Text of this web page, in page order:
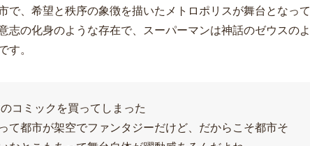
で、希望と秩序の象徴を描いたメトロポリスが舞台となって
志の化身のような存在で、スーパーマンは神話のゼウスのよ
す。
コミックを買ってしまった
て都市が架空でファンタジーだけど、だからこそ都市そ